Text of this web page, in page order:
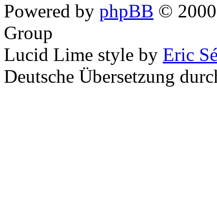
Powered by phpBB ©
Group
Lucid Lime style by Eric
Deutsche Übersetzung